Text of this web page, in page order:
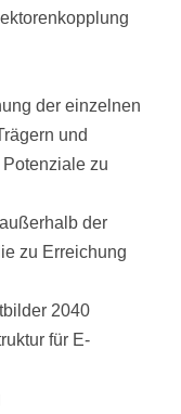
der einzelnen
und
zu
der
zu Erreichung
2040
für E-